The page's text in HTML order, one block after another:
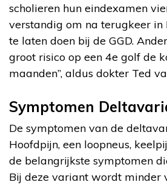
scholieren hun eindexamen
verstandig om na terugkeer in
te laten doen bij de GGD.
groot risico op een 4e golf de
maanden”, aldus dokter Ted
Symptomen
De symptomen van de
Hoofdpijn, een loopneus,
de belangrijkste symptomen
Bij deze variant wordt minder